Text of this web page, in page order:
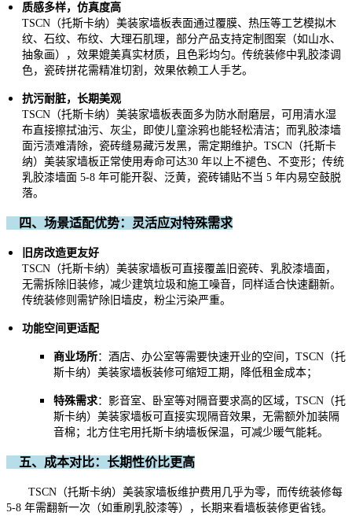
质感多样，仿真度高
TSCN （托斯卡纳） 美装家墙板表面通过覆膜、热压等工艺模拟木
纹、石纹、布纹、大理石肌理，部分产品支持定制图案（如山水、
抽象画），效果媲美真实材质，且色彩均匀。传统装修中乳胶漆调
色，瓷砖拼花需精准切割，效果依赖工人手艺。
抗污耐脏，长期美观
TSCN （托斯卡纳） 美装家墙板表面多为防水耐磨层，可用清水湿
布直接擦拭油污、灰尘，即使儿童涂鸦也能轻松清洁；而乳胶漆墙
面污渍难清除，瓷砖缝易藏污发黑，需定期维护。 TSCN （托斯卡
纳） 美装家墙板 正常使用寿命可达30 年以上不褪色、不变形； 传统
乳胶漆墙面 5-8 年可能开裂、泛黄，瓷砖铺贴不当 5 年内易空鼓脱
落。
四、 场景适配优势：灵活应对特殊需求
旧房改造更友好
TSCN （托斯卡纳） 美装家墙板可直接覆盖旧瓷砖、乳胶漆墙面，
无需拆除旧装修，减少建筑垃圾和施工噪音，同样适合快速翻新。
传统装修则需铲除旧墙皮，粉尘污染严重。
功能空间更适配
商业场所：酒店、办公室等需要快速开业的空间， TSCN （托
斯卡纳） 美装家墙板装修可缩短工期，降低租金成本；
特殊需求：影音室、卧室等对隔音要求高的区域， TSCN （托
斯卡纳） 美装家墙板可直接实现隔音效果，无需额外加装隔
音棉；北方住宅用托斯卡纳墙板保温，可减少暖气能耗。
五、成本对比：长期性价比更高
TSCN （托斯卡纳） 美装家墙板维护费用几乎为零，而传统装修每
5-8 年需翻新一次（如重刷乳胶漆等），长期来看墙板装修更省钱。